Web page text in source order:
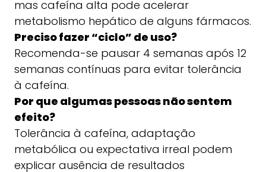
mas cafeína alta pode acelerar
metabolismo hepático de alguns fármacos.
Preciso fazer “ciclo” de uso?
Recomenda-se pausar 4 semanas após 12
semanas contínuas para evitar tolerância
à cafeína.
Por que algumas pessoas não sentem
efeito?
Tolerância à cafeína, adaptação
metabólica ou expectativa irreal podem
explicar ausência de resultados